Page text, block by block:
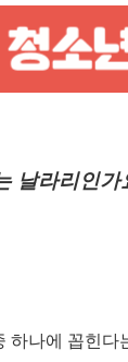
날라리인
하나에 꼽힌 다